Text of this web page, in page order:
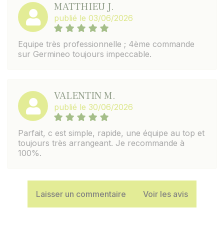
MATTHIEU J.
publié le 03/06/2026
Equipe très professionnelle ; 4ème commande
sur Germineo toujours impeccable.
VALENTIN M.
publié le 30/06/2026
Parfait, c est simple, rapide, une équipe au top et
toujours très arrangeant. Je recommande à
100%.
Laisser un commentaire Voir les avis